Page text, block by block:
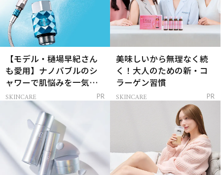
【モデル・樋場早紀さん
も愛用】ナノバブルのシ
ャワーで肌悩みを一気に
解決
SKINCARE PR
美味しいから無理なく続
く！大人のための新・コ
ラーゲン習慣
SKINCARE PR